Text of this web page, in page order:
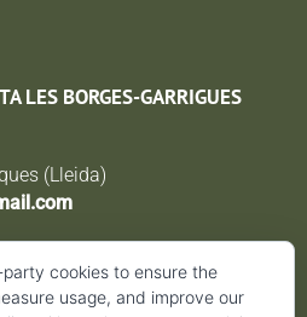
LES BORGES-GARRIGUES
(Lleida)
PROTECCIÓ DE DADES
cookies to ensure the
usage, and improve our